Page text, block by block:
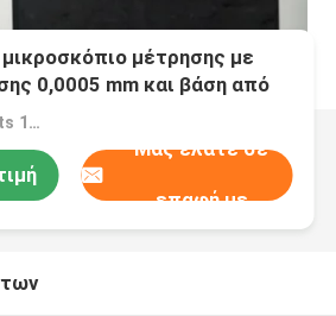
μέτρησης με
0,0005 mm και βάση από
επιθεώρηση
Τιμή：$7,000.00/sets 1-4 sets
Μας ελάτε σε
επαφή με